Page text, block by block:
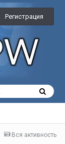
Регистрация
Вся активность